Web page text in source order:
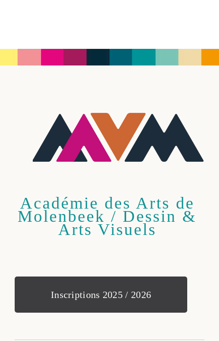
Académie des Arts de
Molenbeek / Dessin &
Arts Visuels
Inscriptions 2025 / 2026